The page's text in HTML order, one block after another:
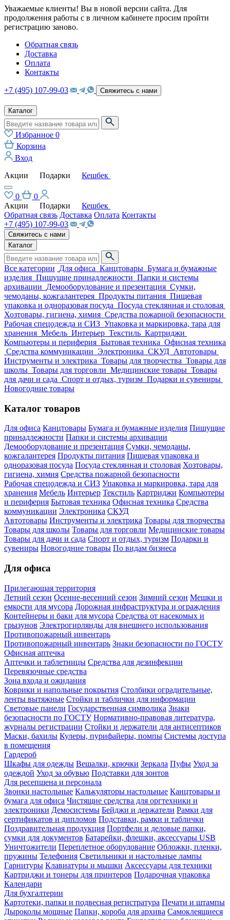
Уважаемые клиенты! Вы в новой версии сайта. Для
продолжения работы с в личном кабинете просим пройти
регистрацию заново.
Обратная связь
Доставка
Оплата
Контакты
+7 (495) 107-99-03 Свяжитесь с нами
Каталог
Избранное 0
Корзина
Вход
Акции
Подарки Кешбек
0
0
Акции
Подарки
Кешбек
Обратная связь Доставка Оплата Контакты
+7 (495) 107-99-03
Свяжитесь с нами
Каталог
Все категории Для офиса Канцтовары Бумага и бумажные
изделия Пишущие принадлежности Папки и системы
архивации Демооборудование и презентация Сумки,
чемоданы, кожгалантерея Продукты питания Пищевая
упаковка и одноразовая посуда Посуда стеклянная и столовая
Хозтовары, гигиена, химия Средства пожарной безопасности
Рабочая спецодежда и СИЗ Упаковка и маркировка, тара для
хранения Мебель Интерьер Текстиль Картриджи
Компьютеры и периферия Бытовая техника Офисная техника
Средства коммуникации Электроника СКУД Автотовары
Инструменты и электрика Товары для творчества Товары для
школы Товары для торговли Медицинские товары Товары
для дачи и сада Спорт и отдых, туризм Подарки и сувениры
Новогодние товары
Каталог товаров
Для офиса Канцтовары Бумага и бумажные изделия Пишущие
принадлежности Папки и системы архивации
Демооборудование и презентация Сумки, чемоданы,
кожгалантерея Продукты питания Пищевая упаковка и
одноразовая посуда Посуда стеклянная и столовая Хозтовары,
гигиена, химия Средства пожарной безопасности
Рабочая спецодежда и СИЗ Упаковка и маркировка, тара для
хранения Мебель Интерьер Текстиль Картриджи Компьютеры
и периферия Бытовая техника Офисная техника Средства
коммуникации Электроника СКУД
Автотовары Инструменты и электрика Товары для творчества
Товары для школы Товары для торговли Медицинские товары
Товары для дачи и сада Спорт и отдых, туризм Подарки и
сувениры Новогодние товары По видам бизнеса
Для офиса
Прилегающая территория
Летний сезон Осенне-весенний сезон Зимний сезон Мешки и
емкости для мусора Дорожная инфраструктура и ограждения
Контейнеры и баки для мусора Средства от насекомых и
грызунов Электрогирлянды для внешнего использования
Противопожарный инвентарь
Противопожарный инвентарь Знаки безопасности по ГОСТУ
Офисная аптечка
Аптечки и таблетницы Средства для дезинфекции
Перевязочные средства
Зона входа и ожидания
Коврики и напольные покрытия Столбики оградительные,
ленты вытяжные Стойки и таблички для информации
Световые панели Государственная символика Знаки
безопасности по ГОСТУ Нормативно-правовая литература,
журналы регистрации Стойки и держатели для антисептиков
Маски, бахилы Кулеры, пурифайеры, помпы Системы доступа
в помещения
Гардероб
Шкафы для одежды Вешалки, крючки Зеркала Пуфы Уход за
одеждой Уход за обувью Подставки для зонтов
Для ресепшена и персонала
Звонки настольные Калькуляторы настольные Канцтовары и
бумага для офиса Чистящие средства для оргтехники и
электроники Демосистемы Бейджи и держатели Рамки для
сертификатов и дипломов Подставки, рамки и таблички
Поздравительная продукция Портфели и деловые папки,
сумки для документов Батарейки, флешки, аксессуары USB
Уничтожители Переплетное оборудование Обложки, пленки,
пружины Телефония Светильники и настольные лампы
Гарнитуры Клавиатуры и мышки Аксессуары для техники
Картриджи и тонеры для принтеров Подарочная упаковка
Календари
Для бухгалтерии
Картотеки, папки и подвесная регистратура Печати и штампы
Дыроколы мощные Папки, короба для архива Самоклеящиеся